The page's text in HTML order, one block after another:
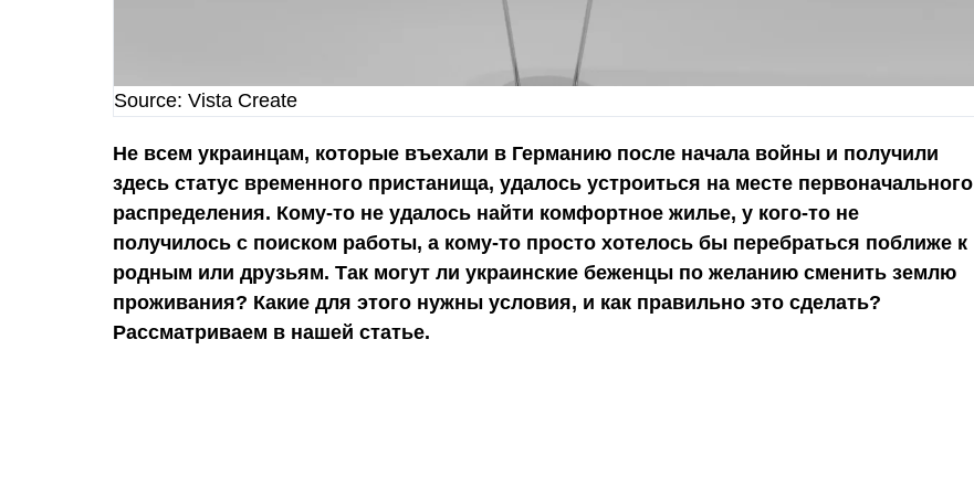
Source: Vista Create
Не всем украинцам, которые въехали в Германию после начала войны и получили
здесь статус временного пристанища, удалось устроиться на месте первоначального
распределения. Кому-то не удалось найти комфортное жилье, у кого-то не
получилось с поиском работы, а кому-то просто хотелось бы перебраться поближе к
родным или друзьям. Так могут ли украинские беженцы по желанию сменить землю
проживания? Какие для этого нужны условия, и как правильно это сделать?
Рассматриваем в нашей статье.